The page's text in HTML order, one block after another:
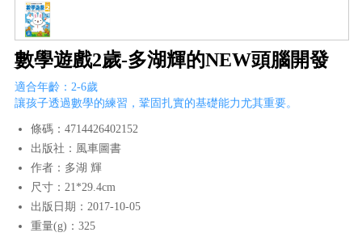
數學遊戲2歲-多湖輝的NEW頭腦開發
適合年齡：2-6歲
讓孩子透過數學的練習，鞏固扎實的基礎能力尤其重要。
條碼：4714426402152
出版社：風車圖書
作者：多湖 輝
尺寸：21*29.4cm
出版日期：2017-10-05
重量(g)：325